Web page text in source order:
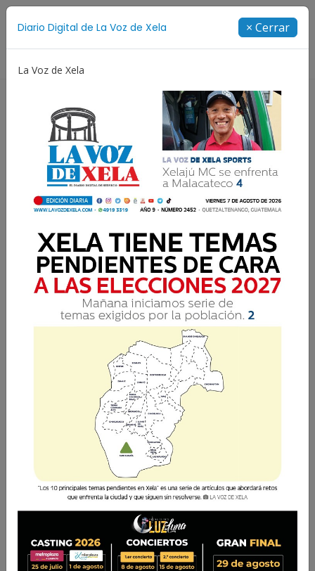
Diario Digital de La Voz de Xela × Cerrar
La Voz de Xela
Guatemaltecas
competirán en la Vuelta a
Colombia Femenina 2025
Con esta participación, Guatemala reafirma su
presencia en el ciclismo de alto nivel y
demuestra el crecimiento del talento femenino
en esta disciplina.
La Voz de Xela 9 Junio 2025 16:28